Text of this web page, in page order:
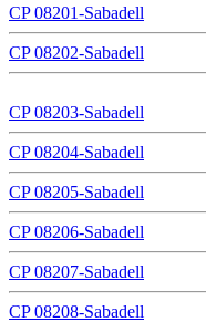
CP 08201-Sabadell
CP 08202-Sabadell
CP 08203-Sabadell
CP 08204-Sabadell
CP 08205-Sabadell
CP 08206-Sabadell
CP 08207-Sabadell
CP 08208-Sabadell